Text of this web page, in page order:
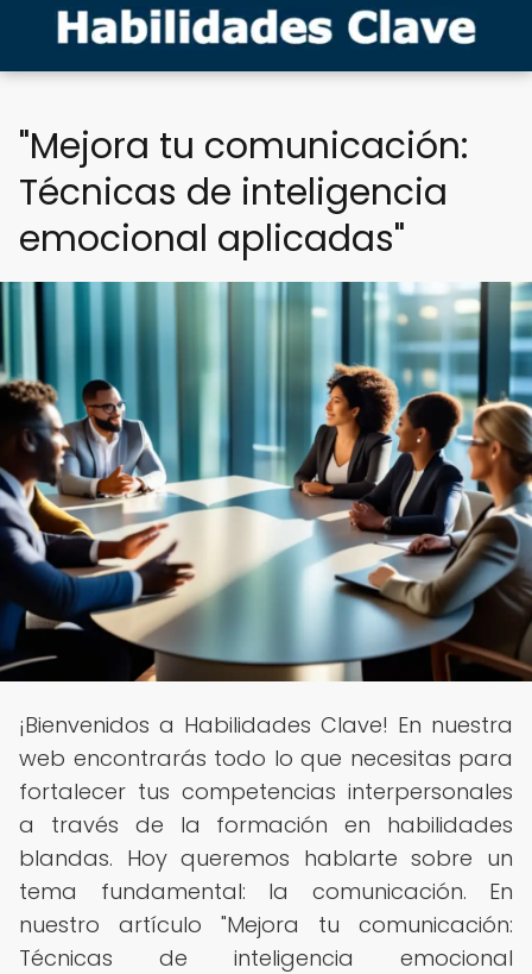
"Mejora tu comunicación:
Técnicas de inteligencia
emocional aplicadas"
¡Bienvenidos a Habilidades Clave! En nuestra
web encontrarás todo lo que necesitas para
fortalecer tus competencias interpersonales
a través de la formación en habilidades
blandas. Hoy queremos hablarte sobre un
tema fundamental: la comunicación. En
nuestro artículo "Mejora tu comunicación:
Técnicas de inteligencia emocional